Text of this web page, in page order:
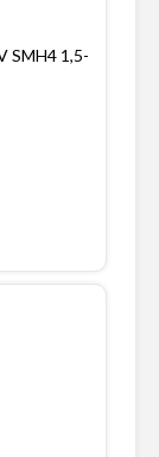
SMH4 1,5-